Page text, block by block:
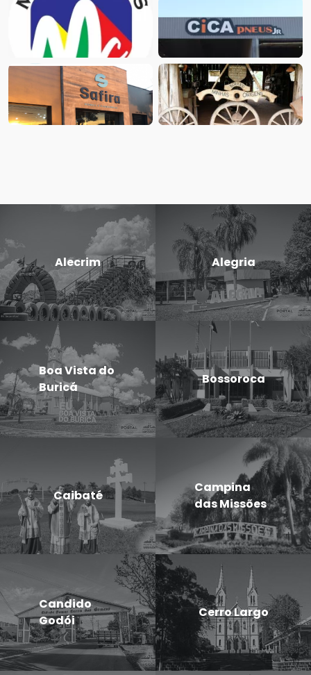
Alecrim Alegria
Boa Vista do
Buricá
Bossoroca
Caibaté
Campina
das Missões
Candido
Godói
Cerro Largo